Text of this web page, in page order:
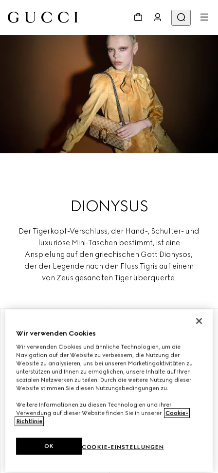
DIONYSUS
Der Tigerkopf-Verschluss, der Hand-, Schulter- und
luxuriöse Mini-Taschen bestimmt, ist eine
Anspielung auf den griechischen Gott Dionysos,
der der Legende nach den Fluss Tigris auf einem
von Zeus gesandten Tiger überquerte.
KLEINE DIONYSUS
SCHULTERTASCHE
SCHULTERTASCHE
Wir verwenden Cookies
Wir verwenden Cookies und ähnliche Technologien, um die
Navigation auf der Website zu verbessern, die Nutzung der
Website zu analysieren, uns bei unseren Marketingaktivitäten zu
unterstützen und Ihnen zu ermöglichen, unsere Inhalte auf Ihren
sozialen Netzwerken zu teilen. Durch die weitere Nutzung dieser
Website stimmen Sie diesen Nutzungsbedingungen zu.
Weitere Informationen zu diesen Technologien und ihrer
Verwendung auf dieser Website finden Sie in unserer Cookie-
Richtlinie.
COOKIE-EINSTELLUNGEN
OK